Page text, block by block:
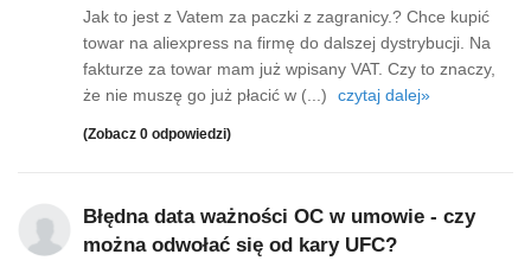
Jak to jest z Vatem za paczki z zagranicy.? Chce kupić
towar na aliexpress na firmę do dalszej dystrybucji. Na
fakturze za towar mam już wpisany VAT. Czy to znaczy,
że nie muszę go już płacić w (...)
czytaj dalej»
(Zobacz 0 odpowiedzi)
Błędna data ważności OC w umowie - czy
można odwołać się od kary UFC?